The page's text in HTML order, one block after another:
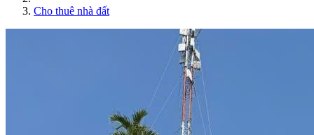
Cho thuê nhà đất